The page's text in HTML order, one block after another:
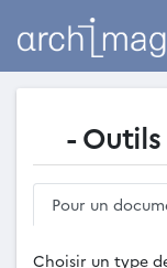
- Outils
Pour un
Choisir un type